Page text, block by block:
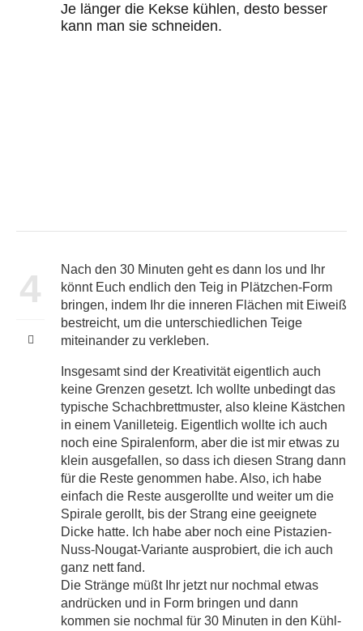
Je länger die Kekse kühlen, desto besser
kann man sie schneiden.
4
Nach den 30 Minuten geht es dann los und Ihr
könnt Euch endlich den Teig in Plätzchen-Form
bringen, indem Ihr die inneren Flächen mit Eiweiß
bestreicht, um die unterschiedlichen Teige
miteinander zu verkleben.
Insgesamt sind der Kreativität eigentlich auch
keine Grenzen gesetzt. Ich wollte unbedingt das
typische Schachbrettmuster, also kleine Kästchen
in einem Vanilleteig. Eigentlich wollte ich auch
noch eine Spiralenform, aber die ist mir etwas zu
klein ausgefallen, so dass ich diesen Strang dann
für die Reste genommen habe. Also, ich habe
einfach die Reste ausgerollte und weiter um die
Spirale gerollt, bis der Strang eine geeignete
Dicke hatte. Ich habe aber noch eine Pistazien-
Nuss-Nougat-Variante ausprobiert, die ich auch
ganz nett fand.
Die Stränge müßt Ihr jetzt nur nochmal etwas
andrücken und in Form bringen und dann
kommen sie nochmal für 30 Minuten in den Kühl-